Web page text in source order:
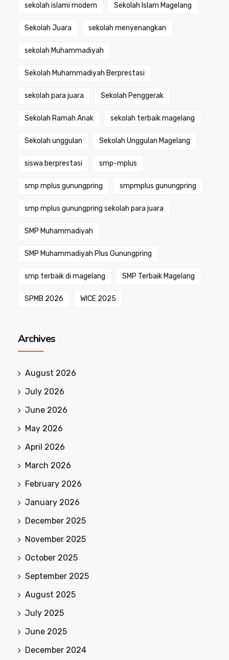
sekolah islami modern Sekolah Islam Magelang
Sekolah Juara sekolah menyenangkan
sekolah Muhammadiyah
Sekolah Muhammadiyah Berprestasi
sekolah para juara Sekolah Penggerak
Sekolah Ramah Anak sekolah terbaik magelang
Sekolah unggulan Sekolah Unggulan Magelang
siswa berprestasi smp-mplus
smp mplus gunungpring smpmplus gunungpring
smp mplus gunungpring sekolah para juara
SMP Muhammadiyah
SMP Muhammadiyah Plus Gunungpring
smp terbaik di magelang SMP Terbaik Magelang
SPMB 2026 WICE 2025
Archives
August 2026
July 2026
June 2026
May 2026
April 2026
March 2026
February 2026
January 2026
December 2025
November 2025
October 2025
September 2025
August 2025
July 2025
June 2025
December 2024